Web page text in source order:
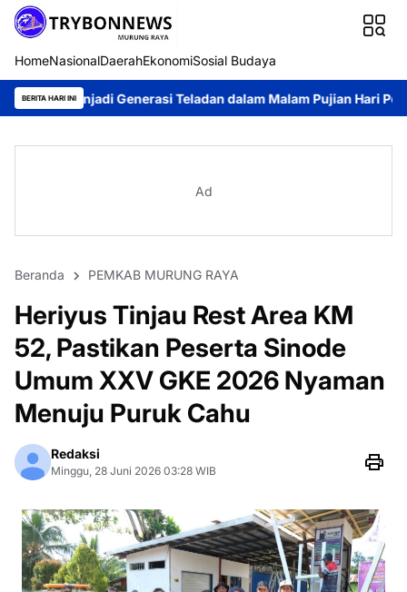
HomeNasionalDaerahEkonomiSosial Budaya
BERITA HARI INI
Generasi Teladan dalam Malam Pujian Hari Pemuda GKE 2026
Ad
Beranda PEMKAB MURUNG RAYA
Heriyus Tinjau Rest Area KM
52, Pastikan Peserta Sinode
Umum XXV GKE 2026 Nyaman
Menuju Puruk Cahu
Redaksi
Minggu, 28 Juni 2026 03:28 WIB